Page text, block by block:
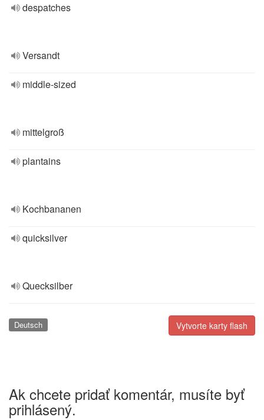
despatches
Versandt
middle-sized
mittelgroß
plantains
Kochbananen
quicksilver
Quecksilber
Vytvorte karty flash
Deutsch
Ak chcete pridať komentár, musíte byť
prihlásený.